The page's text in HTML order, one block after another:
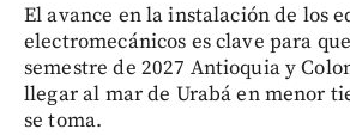
El avance en la instalación de los
electromecánicos es clave para
semestre de 2027 Antioquia y
llegar al mar de Urabá en menor
se toma.